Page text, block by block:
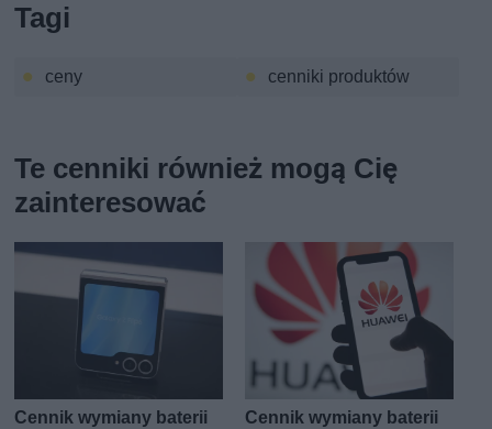
Tagi
ceny cenniki produktów
Te cenniki również mogą Cię
zainteresować
Cennik wymiany baterii
Cennik wymiany baterii